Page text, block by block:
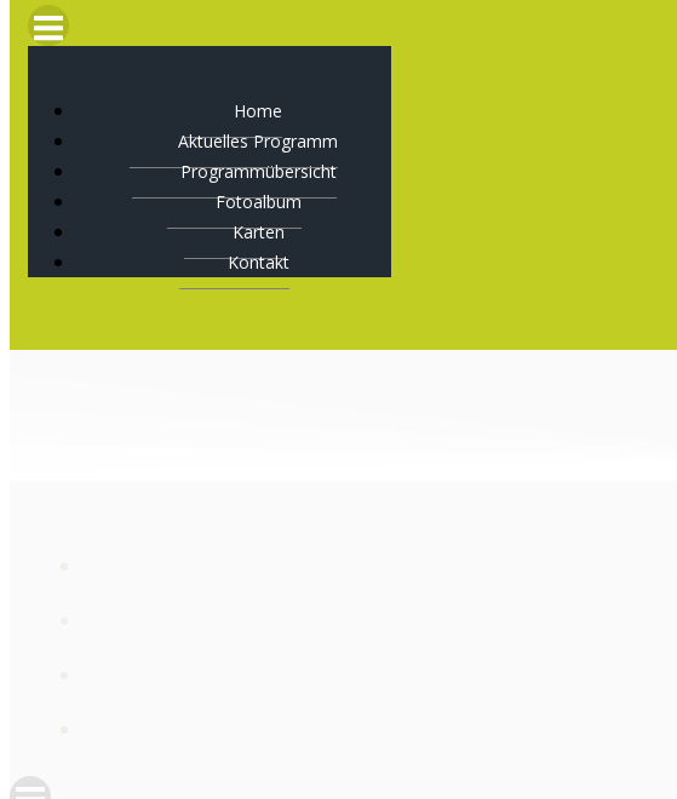
Home
Aktuelles Programm
Programmübersicht
Fotoalbum
Karten
Kontakt